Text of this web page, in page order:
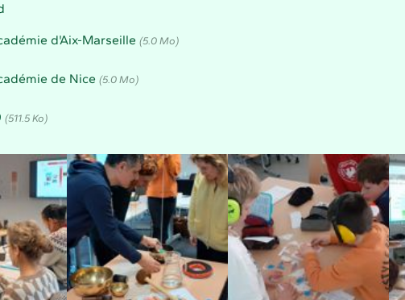
d'Aix-Marseille (5.0 Mo)
de Nice (5.0 Mo)
(511.5 Ko)